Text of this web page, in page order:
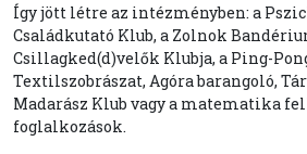
Így jött létre az intézményben: a
Családkutató Klub, a Zolnok
Csillagked(d)velők Klubja, a Ping-
Textilszobrászat, Agóra barangoló,
Madarász Klub vagy a matematika
foglalkozások.